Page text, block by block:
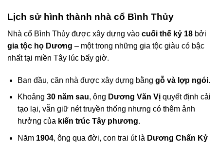
Lịch sử hình thành nhà cổ Bình Thủy
Nhà cổ Bình Thủy được xây dựng vào cuối thế kỷ 18 bởi
gia tộc họ Dương – một trong những gia tộc giàu có bậc
nhất tại miền Tây lúc bấy giờ.
Ban đầu, căn nhà được xây dựng bằng gỗ và lợp ngói.
Khoảng 30 năm sau, ông Dương Văn Vịquyết định cải
tạo lại, vẫn giữ nét truyền thống nhưng có thêm ảnh
hưởng của kiến trúc Tây phương.
Năm 1904, ông qua đời, con trai út là Dương Chấn Kỷ